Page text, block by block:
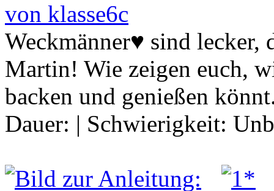
von klasse6c
Weckmänner♥ sind lecker,
Martin! Wie zeigen euch,
backen und genießen
Dauer: | Schwierigkeit: